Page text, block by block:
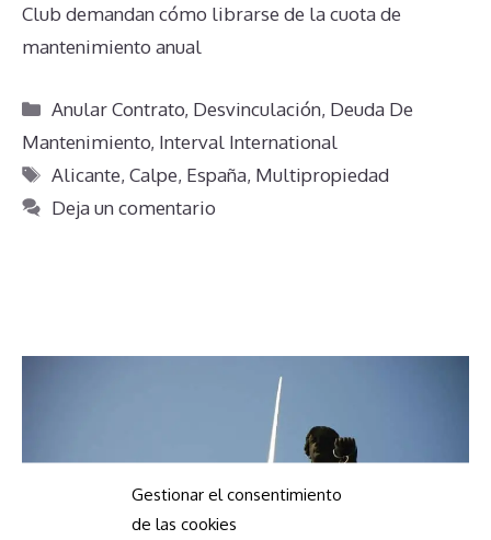
Gestionar el consentimiento
de las cookies
Club demandan cómo librarse de la cuota de
mantenimiento anual
Categorías
Anular Contrato, Desvinculación, Deuda De
Mantenimiento, Interval International
Etiquetas
Alicante,Calpe, España, Multipropiedad
Deja un comentario